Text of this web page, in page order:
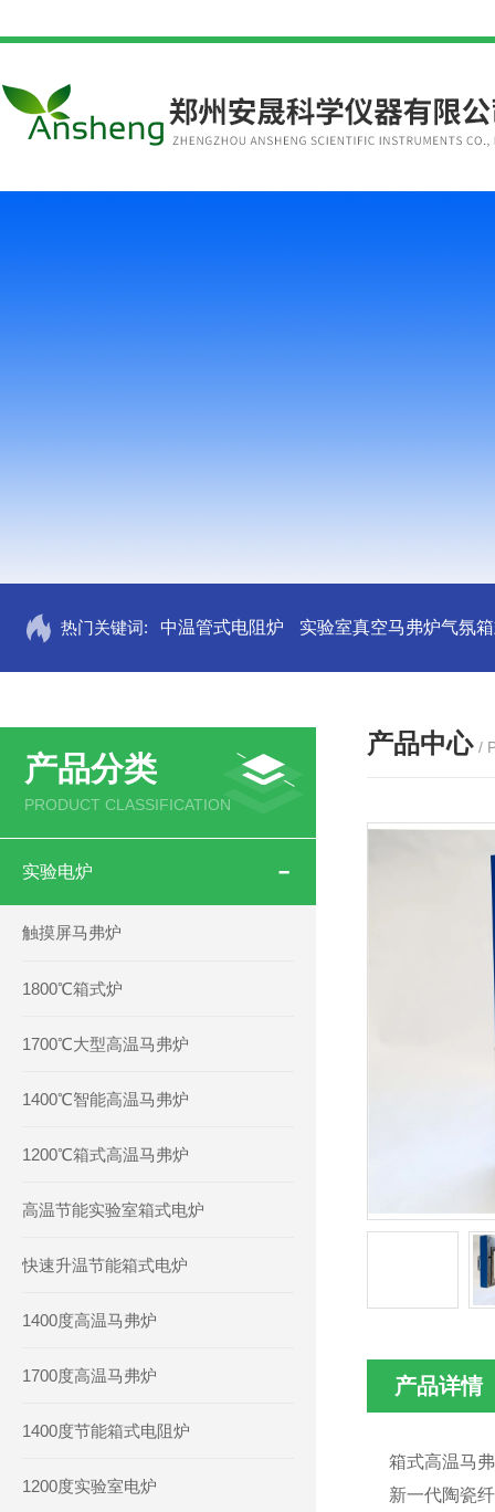
热门关键词: 中温管式电阻炉 实验室真空马弗炉气氛
产品分类
PRODUCT CLASSIFICATION
实验电炉
触摸屏马弗炉
1800℃箱式炉
1700℃大型高温马弗炉
1400℃智能高温马弗炉
1200℃箱式高温马弗炉
高温节能实验室箱式电炉
快速升温节能箱式电炉
1400度高温马弗炉
1700度高温马弗炉
1400度节能箱式电阻炉
1200度实验室电炉
产品中心 /
产品详情
箱式高温马
新一代陶瓷